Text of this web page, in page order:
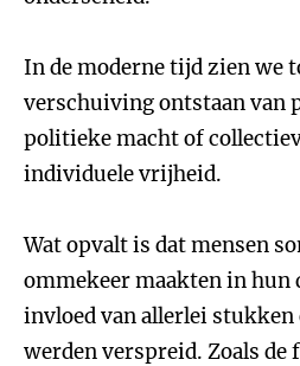
In de moderne tijd zien we
verschuiving ontstaan van
politieke macht of
individuele vrijheid.
Wat opvalt is dat mensen
ommekeer maakten in hun
invloed van allerlei
werden verspreid. Zoals